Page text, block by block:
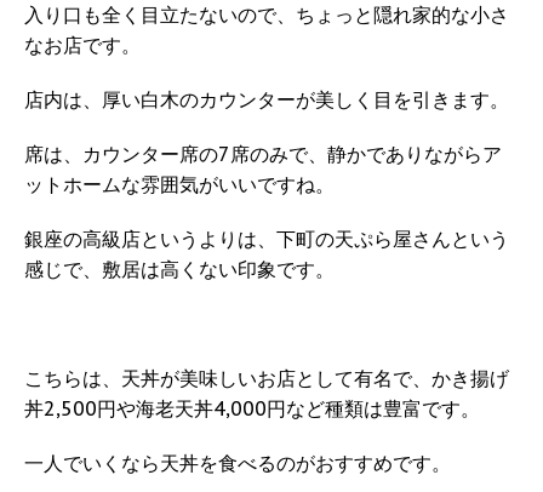
入り口も全く目立たないので、ちょっと隠れ家的な小さ
なお店です。
店内は、厚い白木のカウンターが美しく目を引きます。
席は、カウンター席の7席のみで、静かでありながらア
ットホームな雰囲気がいいですね。
銀座の高級店というよりは、下町の天ぷら屋さんという
感じで、敷居は高くない印象です。
こちらは、天丼が美味しいお店として有名で、かき揚げ
丼2,500円や海老天丼4,000円など種類は豊富です。
一人でいくなら天丼を食べるのがおすすめです。